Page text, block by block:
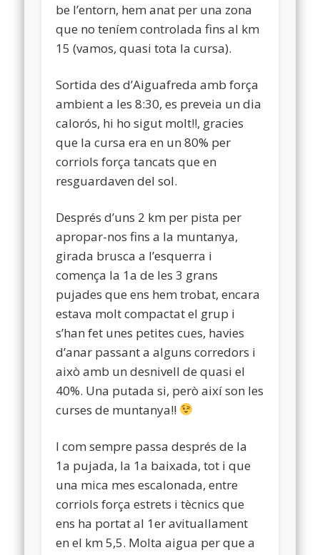
be l’entorn, hem anat per una zona
que no teníem controlada fins al km
15 (vamos, quasi tota la cursa).
Sortida des d’Aiguafreda amb força
ambient a les 8:30, es preveia un dia
calorós, hi ho sigut molt!!, gracies
que la cursa era en un 80% per
corriols força tancats que en
resguardaven del sol.
Després d’uns 2 km per pista per
apropar-nos fins a la muntanya,
girada brusca a l’esquerra i
comença la 1a de les 3 grans
pujades que ens hem trobat, encara
estava molt compactat el grup i
s’han fet unes petites cues, havies
d’anar passant a alguns corredors i
això amb un desnivell de quasi el
40%. Una putada si, però així son les
curses de muntanya!!
I com sempre passa després de la
1a pujada, la 1a baixada, tot i que
una mica mes escalonada, entre
corriols força estrets i tècnics que
ens ha portat al 1er avituallament
en el km 5,5. Molta aigua per que a